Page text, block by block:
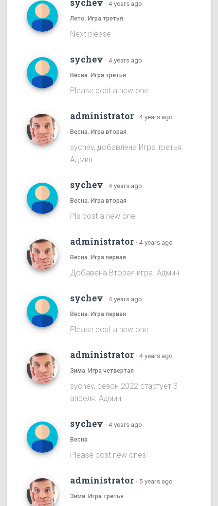
sychev · 4 years ago
Лето. Игра третья
Next please
sychev · 4 years ago
Весна. Игра третья
Please post a new one
administrator · 4 years ago
Весна. Игра вторая
sychev, добавлена Игра третья.
Админ.
sychev · 4 years ago
Весна. Игра вторая
Pls post a new one
administrator · 4 years ago
Весна. Игра первая
Добавена Вторая игра. Админ.
sychev · 4 years ago
Весна. Игра первая
Please post a new one
administrator · 4 years ago
Зима. Игра четвертая
sychev, сезон 2022 стартует 3
апреля. Админ.
sychev · 4 years ago
Весна
Please post new ones
administrator · 5 years ago
Зима. Игра третья